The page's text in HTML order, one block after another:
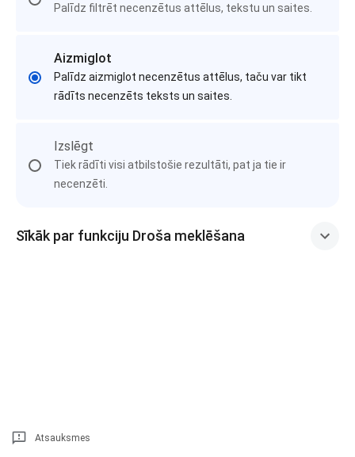
Palīdz filtrēt necenzētus attēlus, tekstu un saites.
Aizmiglot
Palīdz aizmiglot necenzētus attēlus, taču var tikt
rādīts necenzēts teksts un saites.
Izslēgt
Tiek rādīti visi atbilstošie rezultāti, pat ja tie ir
necenzēti.
Sīkāk par funkciju Droša meklēšana
Atsauksmes